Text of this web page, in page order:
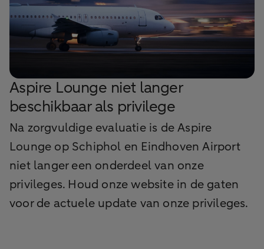
Aspire Lounge niet langer
beschikbaar als privilege
Na zorgvuldige evaluatie is de Aspire
Lounge op Schiphol en Eindhoven Airport
niet langer een onderdeel van onze
privileges. Houd onze website in de gaten
voor de actuele update van onze privileges.